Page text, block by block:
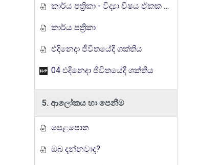
කාර්ය පත්‍රිකා - විද්‍යා විෂය ඒකක සංවර්ධන වැඩසටහන, මතුගම අධ්‍යාපන කලාපය
කාර්ය පත්‍රිකා
එදිනෙදා ජීවිතයේදී ශක්තිය
04 ඵදිනෙදා ජීවිතයේදී ශක්තිය
5. ආලෝකය හා පෙනීම
පෙළපොත
ඔබ දන්නවාද?